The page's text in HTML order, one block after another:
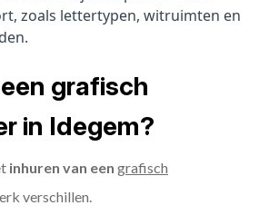
zoals lettertypen, witruimten en
grafisch
in Idegem?
inhuren van een grafisch
verschillen.